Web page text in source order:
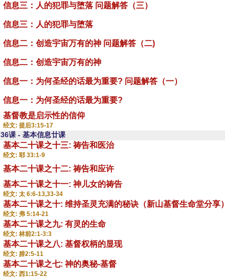
信息三：⁠人的犯罪与堕落 问题解答（三）
信息三：⁠人的犯罪与堕落
信息二：⁠创造宇宙万有的神 问题解答（二)
信息二：⁠创造宇宙万有的神
信息一：为何圣经的话最为重要? 问题解答（一）
信息一：为何圣经的话最为重要?
基督教是启示性的信仰
经文: 提后3:15-17
36课 - 基本信息廿课
基本二十课之十三: 祷告和医治
经文: 耶 33:1-9
基本二十课之十二: 祷告和应许
基本二十课之十一: 神儿女的祷告
经文: 太 6:6-13,33-34
基本二十课之十: 维持圣灵充满的秘诀（新山基督生命堂分享）
经文: 弗 5:14-21
基本二十课之九: 有灵的生命
经文: 林前2:1-3:3
基本二十课之八: 基督权柄的显现
经文: 腓2:5-11
基本二十课之七: 神的奥秘-基督
经文: 西1:15-22